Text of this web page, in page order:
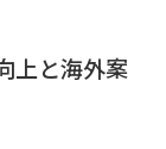
上と海外案